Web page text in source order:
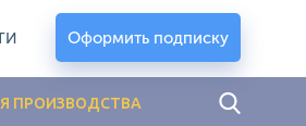
Оформить подписку
ПРОИЗВОДСТВА